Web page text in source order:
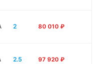
2 80 010 ₽
2.5 97 920 ₽